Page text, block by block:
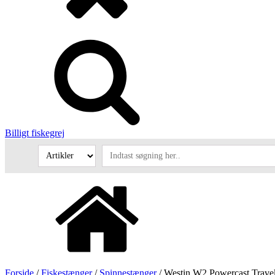
Billigt fiskegrej
Forside /Fiskestænger/ Spinnestænger/ Westin W2 Powercast